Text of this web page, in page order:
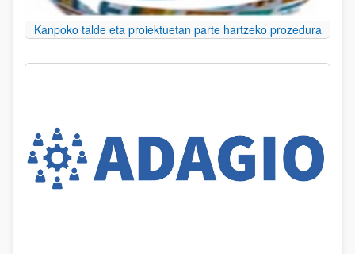
Kanpoko talde eta proiektuetan parte hartzeko prozedura